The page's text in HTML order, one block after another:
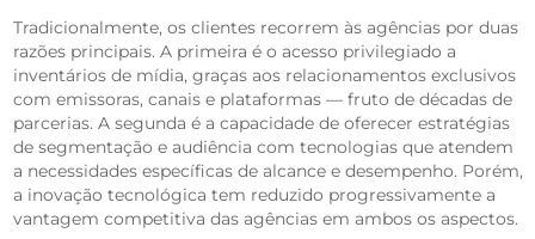
Tradicionalmente, os clientes recorrem às agências por duas
razões principais. A primeira é o acesso privilegiado a
inventários de mídia, graças aos relacionamentos exclusivos
com emissoras, canais e plataformas — fruto de décadas de
parcerias. A segunda é a capacidade de oferecer estratégias
de segmentação e audiência com tecnologias que atendem
a necessidades específicas de alcance e desempenho. Porém,
a inovação tecnológica tem reduzido progressivamente a
vantagem competitiva das agências em ambos os aspectos.